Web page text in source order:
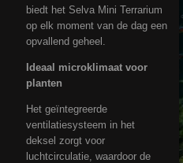
biedt het Selva Mini Terrarium
op elk moment van de dag een
opvallend geheel.
Ideaal microklimaat voor
planten
Het geïntegreerde
ventilatiesysteem in het
deksel zorgt voor
luchtcirculatie, waardoor de